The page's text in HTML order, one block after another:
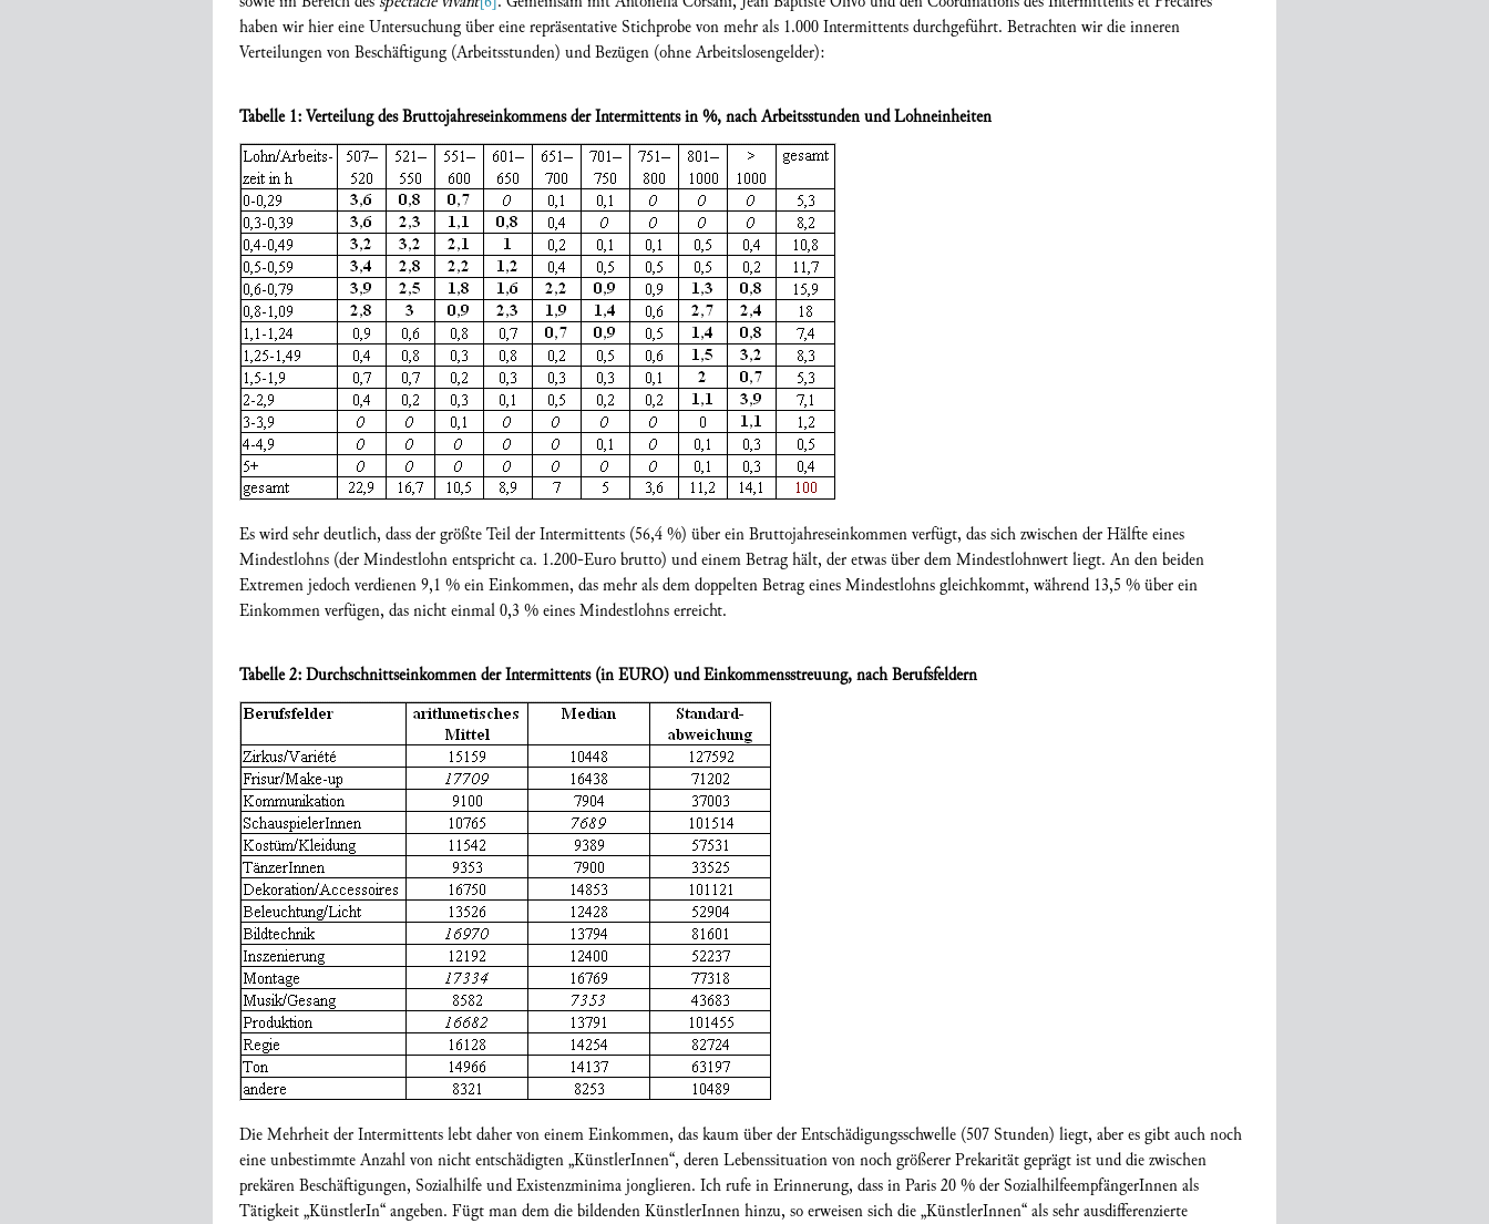
haben wir hier eine Untersuchung über eine repräsentative Stichprobe von mehr als 1.000 Intermittents durchgeführt. Betrachten wir die inneren
Verteilungen von Beschäftigung (Arbeitsstunden) und Bezügen (ohne Arbeitslosengelder):
Tabelle 1: Verteilung des Bruttojahreseinkommens der Intermittents in %, nach Arbeitsstunden und Lohneinheiten
Es wird sehr deutlich, dass der größte Teil der Intermittents (56,4 %) über ein Bruttojahreseinkommen verfügt, das sich zwischen der Hälfte eines
Mindestlohns (der Mindestlohn entspricht ca. 1.200-Euro brutto) und einem Betrag hält, der etwas über dem Mindestlohnwert liegt. An den beiden
Extremen jedoch verdienen 9,1 % ein Einkommen, das mehr als dem doppelten Betrag eines Mindestlohns gleichkommt, während 13,5 % über ein
Einkommen verfügen, das nicht einmal 0,3 % eines Mindestlohns erreicht.
Tabelle 2: Durchschnittseinkommen der Intermittents (in EURO) und Einkommensstreuung, nach Berufsfeldern
Die Mehrheit der Intermittents lebt daher von einem Einkommen, das kaum über der Entschädigungsschwelle (507 Stunden) liegt, aber es gibt auch noch
eine unbestimmte Anzahl von nicht entschädigten „KünstlerInnen“, deren Lebenssituation von noch größerer Prekarität geprägt ist und die zwischen
prekären Beschäftigungen, Sozialhilfe und Existenzminima jonglieren. Ich rufe in Erinnerung, dass in Paris 20 % der SozialhilfeempfängerInnen als
Tätigkeit „KünstlerIn“ angeben. Fügt man dem die bildenden KünstlerInnen hinzu, so erweisen sich die „KünstlerInnen“ als sehr ausdifferenzierte